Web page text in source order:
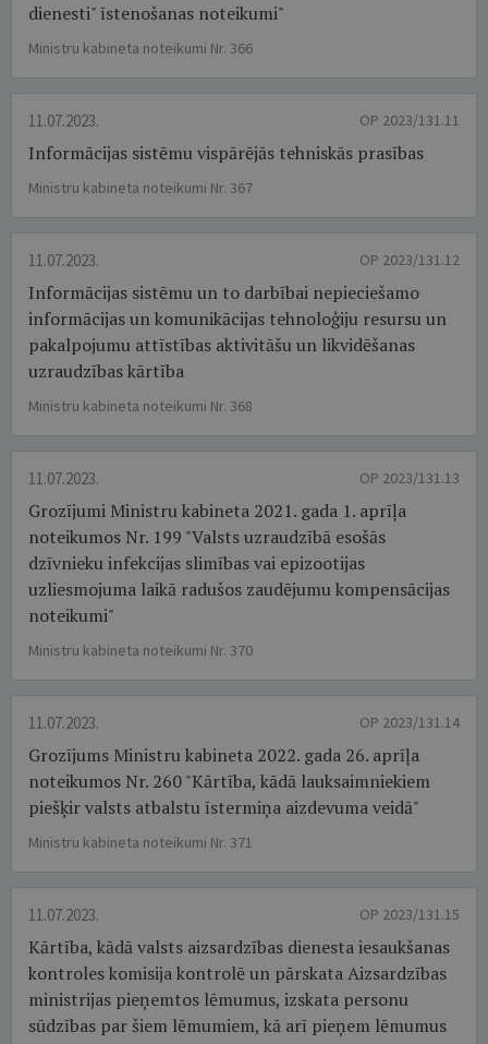
dienesti" īstenošanas noteikumi"
Ministru kabineta noteikumi Nr. 366
11.07.2023. OP 2023/131.11
Informācijas sistēmu vispārējās tehniskās prasības
Ministru kabineta noteikumi Nr. 367
11.07.2023. OP 2023/131.12
Informācijas sistēmu un to darbībai nepieciešamo
informācijas un komunikācijas tehnoloģiju resursu un
pakalpojumu attīstības aktivitāšu un likvidēšanas
uzraudzības kārtība
Ministru kabineta noteikumi Nr. 368
11.07.2023. OP 2023/131.13
Grozījumi Ministru kabineta 2021. gada 1. aprīļa
noteikumos Nr. 199 "Valsts uzraudzībā esošās
dzīvnieku infekcijas slimības vai epizootijas
uzliesmojuma laikā radušos zaudējumu kompensācijas
noteikumi"
Ministru kabineta noteikumi Nr. 370
11.07.2023. OP 2023/131.14
Grozījums Ministru kabineta 2022. gada 26. aprīļa
noteikumos Nr. 260 "Kārtība, kādā lauksaimniekiem
piešķir valsts atbalstu īstermiņa aizdevuma veidā"
Ministru kabineta noteikumi Nr. 371
11.07.2023. OP 2023/131.15
Kārtība, kādā valsts aizsardzības dienesta iesaukšanas
kontroles komisija kontrolē un pārskata Aizsardzības
ministrijas pieņemtos lēmumus, izskata personu
sūdzības par šiem lēmumiem, kā arī pieņem lēmumus